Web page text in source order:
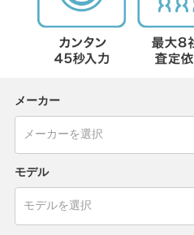
メーカー
モデル